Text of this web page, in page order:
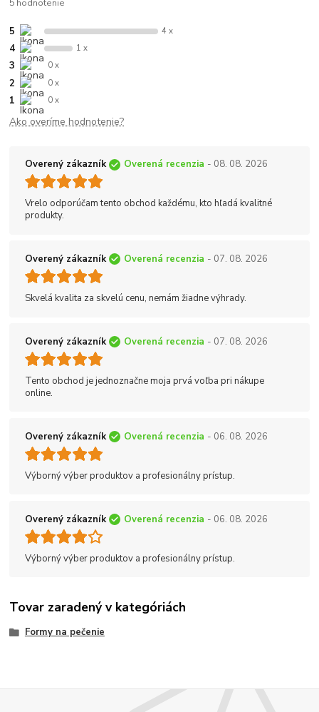
5 hodnotenie
5 4 x
4 1 x
3 0 x
2 0 x
1 0 x
Ako overíme hodnotenie?
Overený zákazník Overená recenzia - 08. 08. 2026
Vrelo odporúčam tento obchod každému, kto hľadá kvalitné
produkty.
Overený zákazník Overená recenzia - 07. 08. 2026
Skvelá kvalita za skvelú cenu, nemám žiadne výhrady.
Overený zákazník Overená recenzia - 07. 08. 2026
Tento obchod je jednoznačne moja prvá voľba pri nákupe
online.
Overený zákazník Overená recenzia - 06. 08. 2026
Výborný výber produktov a profesionálny prístup.
Overený zákazník Overená recenzia - 06. 08. 2026
Výborný výber produktov a profesionálny prístup.
Tovar zaradený v kategóriách
Formy na pečenie